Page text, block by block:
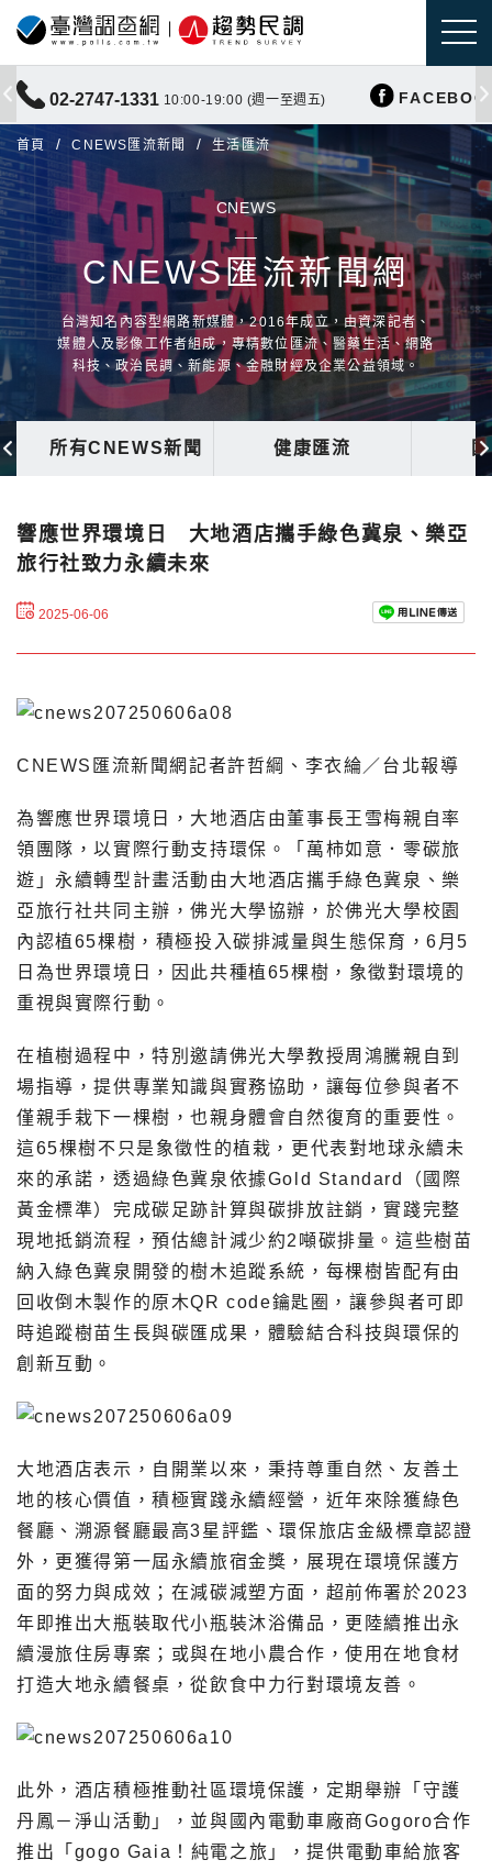
02-2747-1331 10:00-19:00 (週一至週五)
首頁 CNEWS匯流新聞 生活匯流
CNEWS
CNEWS匯流新聞網
台灣知名內容型網路新媒體，2016年成立，由資深記者、
媒體人及影像工作者組成，專精數位匯流、醫藥生活、網路
科技、政治民調、新能源、金融財經及企業公益領域。
所有CNEWS新聞 健康匯流
響應世界環境日 大地酒店攜手綠色冀泉、樂亞
旅行社致力永續未來
2025-06-06
CNEWS匯流新聞網記者許哲綱、李衣綸／台北報導
為響應世界環境日，大地酒店由董事長王雪梅親自率
領團隊，以實際行動支持環保。「萬柿如意．零碳旅
遊」永續轉型計畫活動由大地酒店攜手綠色冀泉、樂
亞旅行社共同主辦，佛光大學協辦，於佛光大學校園
內認植65棵樹，積極投入碳排減量與生態保育，6月5
日為世界環境日，因此共種植65棵樹，象徵對環境的
重視與實際行動。
在植樹過程中，特別邀請佛光大學教授周鴻騰親自到
場指導，提供專業知識與實務協助，讓每位參與者不
僅親手栽下一棵樹，也親身體會自然復育的重要性。
這65棵樹不只是象徵性的植栽，更代表對地球永續未
來的承諾，透過綠色冀泉依據Gold Standard（國際
黃金標準）完成碳足跡計算與碳排放註銷，實踐完整
現地抵銷流程，預估總計減少約2噸碳排量。這些樹苗
納入綠色冀泉開發的樹木追蹤系統，每棵樹皆配有由
回收倒木製作的原木QR code鑰匙圈，讓參與者可即
時追蹤樹苗生長與碳匯成果，體驗結合科技與環保的
創新互動。
大地酒店表示，自開業以來，秉持尊重自然、友善土
地的核心價值，積極實踐永續經營，近年來除獲綠色
餐廳、溯源餐廳最高3星評鑑、環保旅店金級標章認證
外，更獲得第一屆永續旅宿金獎，展現在環境保護方
面的努力與成效；在減碳減塑方面，超前佈署於2023
年即推出大瓶裝取代小瓶裝沐浴備品，更陸續推出永
續漫旅住房專案；或與在地小農合作，使用在地食材
打造大地永續餐桌，從飲食中力行對環境友善。
此外，酒店積極推動社區環境保護，定期舉辦「守護
丹鳳－淨山活動」，並與國內電動車廠商Gogoro合作
推出「gogo Gaia！純電之旅」，提供電動車給旅客